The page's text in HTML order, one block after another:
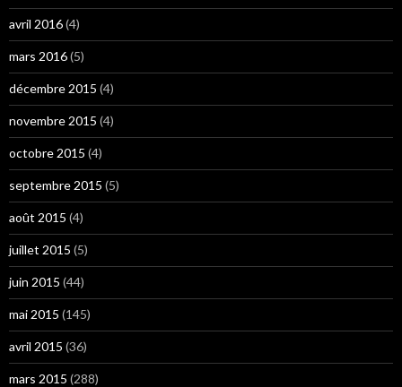
avril 2016(4)
mars 2016(5)
décembre 2015 (4)
novembre 2015 (4)
octobre 2015 (4)
septembre 2015 (5)
août 2015 (4)
juillet 2015 (5)
juin 2015 (44)
mai 2015 (145)
avril 2015 (36)
mars 2015 (288)